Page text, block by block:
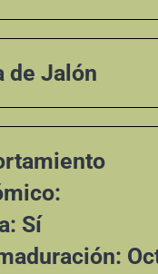
de Jalón
Sí